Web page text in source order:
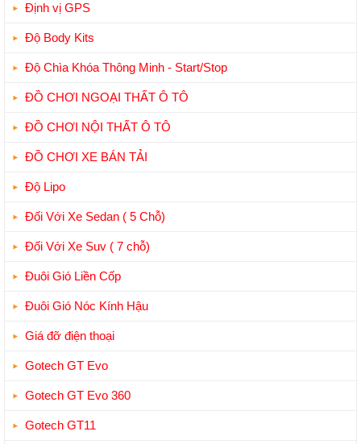
Định vị GPS
Độ Body Kits
Độ Chìa Khóa Thông Minh - Start/Stop
ĐỒ CHƠI NGOẠI THẤT Ô TÔ
ĐỒ CHƠI NỘI THẤT Ô TÔ
ĐỒ CHƠI XE BÁN TẢI
Độ Lipo
Đối Với Xe Sedan ( 5 Chỗ)
Đối Với Xe Suv ( 7 chỗ)
Đuôi Gió Liền Cốp
Đuôi Gió Nóc Kính Hậu
Giá đỡ điện thoại
Gotech GT Evo
Gotech GT Evo 360
Gotech GT11